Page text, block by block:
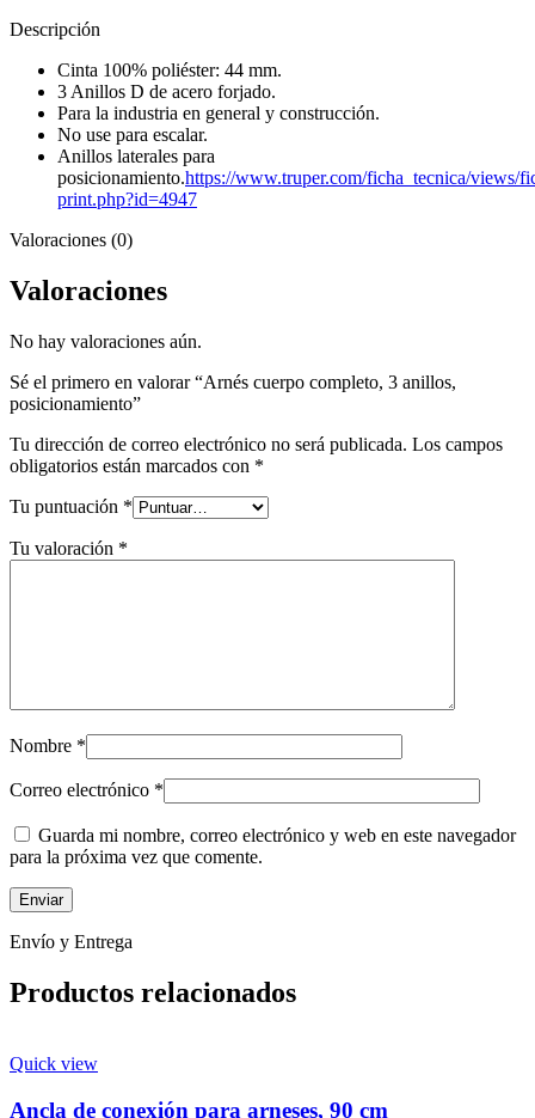
Descripción
Cinta 100% poliéster: 44 mm.
3 Anillos D de acero forjado.
Para la industria en general y construcción.
No use para escalar.
Anillos laterales para
posicionamiento.https://www.truper.com/ficha_tecnica/views/
print.php?id=4947
Valoraciones (0)
Valoraciones
No hay valoraciones aún.
Sé el primero en valorar “Arnés cuerpo completo, 3 anillos,
posicionamiento”
Tu dirección de correo electrónico no será publicada. Los campos
obligatorios están marcados con *
Tu puntuación *
Tu valoración *
Nombre *
Correo electrónico *
Guarda mi nombre, correo electrónico y web en este navegador
para la próxima vez que comente.
Envío y Entrega
Productos relacionados
Quick view
Ancla de conexión para arneses, 90 cm